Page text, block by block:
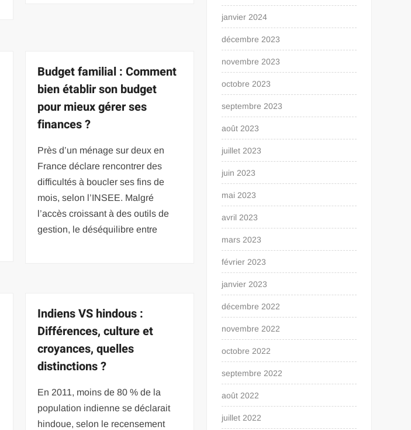
Budget familial : Comment
bien établir son budget
pour mieux gérer ses
finances ?
Près d’un ménage sur deux en
France déclare rencontrer des
difficultés à boucler ses fins de
mois, selon l’INSEE. Malgré
l’accès croissant à des outils de
gestion, le déséquilibre entre
Indiens VS hindous :
Différences, culture et
croyances, quelles
distinctions ?
En 2011, moins de 80 % de la
population indienne se déclarait
hindoue, selon le recensement
janvier 2024
décembre 2023
novembre 2023
octobre 2023
septembre 2023
août 2023
juillet 2023
juin 2023
mai 2023
avril 2023
mars 2023
février 2023
janvier 2023
décembre 2022
novembre 2022
octobre 2022
septembre 2022
août 2022
juillet 2022